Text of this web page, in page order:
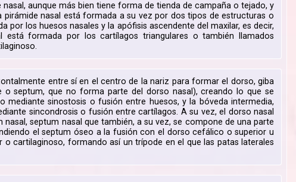
aunque más bien tiene forma de tienda de campaña o tejado, y
nasal está formada a su vez por dos tipos de estructuras o
los huesos nasales y la apófisis ascendente del maxilar, es decir,
formada por los cartílagos triangulares o también llamados
entre sí en el centro de la nariz para formar el dorso, giba
septum, que no forma parte del dorso nasal), creando lo que se
sinostosis o fusión entre huesos, y la bóveda intermedia,
sincondrosis o fusión entre cartílagos. A su vez, el dorso nasal
septum nasal que también, a su vez, se compone de una parte
el septum óseo a la fusión con el dorso cefálico o superior u
cartilaginoso, formando así un trípode en el que las patas laterales